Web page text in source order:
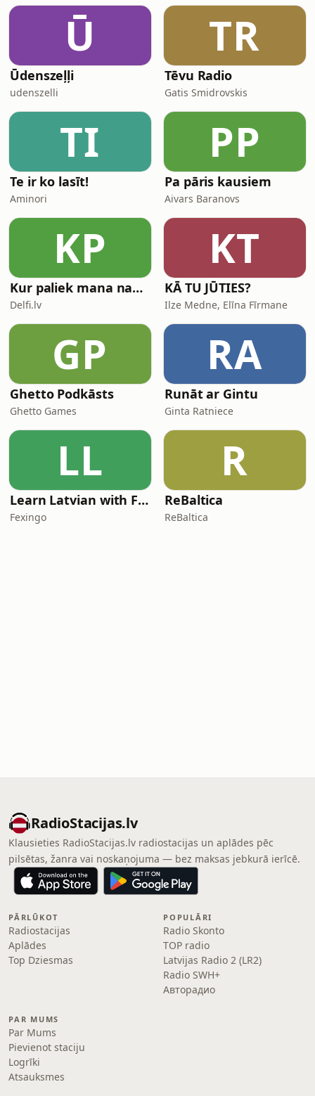
Ū
Ūdenszeļļi
udenszelli
TR
Tēvu Radio
Gatis Smidrovskis
TI
Te ir ko lasīt!
Aminori
PP
Pa pāris kausiem
Aivars Baranovs
KP
Kur paliek mana nauda?
Delfi.lv
KT
KĀ TU JŪTIES?
Ilze Medne, Elīna Fīrmane
GP
Ghetto Podkāsts
Ghetto Games
RA
Runāt ar Gintu
Ginta Ratniece
LL
Learn Latvian with Fexingo
Fexingo
R
ReBaltica
ReBaltica
RadioStacijas.lv
Klausieties RadioStacijas.lv radiostacijas un aplādes pēc
pilsētas, žanra vai noskaņojuma — bez maksas jebkurā ierīcē.
PĀRLŪKOT
Radiostacijas
Aplādes
Top Dziesmas
POPULĀRI
Radio Skonto
TOP radio
Latvijas Radio 2 (LR2)
Radio SWH+
Авторадио
PAR MUMS
Par Mums
Pievienot staciju
Logrīki
Atsauksmes